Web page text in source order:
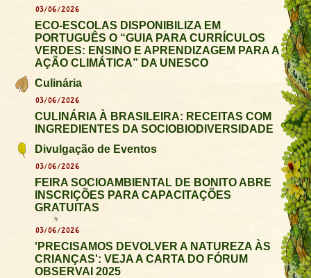
03/06/2026
ECO-ESCOLAS DISPONIBILIZA EM
PORTUGUÊS O “GUIA PARA CURRÍCULOS
VERDES: ENSINO E APRENDIZAGEM PARA A
AÇÃO CLIMÁTICA” DA UNESCO
Culinária
03/06/2026
CULINÁRIA À BRASILEIRA: RECEITAS COM
INGREDIENTES DA SOCIOBIODIVERSIDADE
Divulgação de Eventos
03/06/2026
FEIRA SOCIOAMBIENTAL DE BONITO ABRE
INSCRIÇÕES PARA CAPACITAÇÕES
GRATUITAS
03/06/2026
'PRECISAMOS DEVOLVER A NATUREZA ÀS
CRIANÇAS': VEJA A CARTA DO FÓRUM
OBSERVAI 2025